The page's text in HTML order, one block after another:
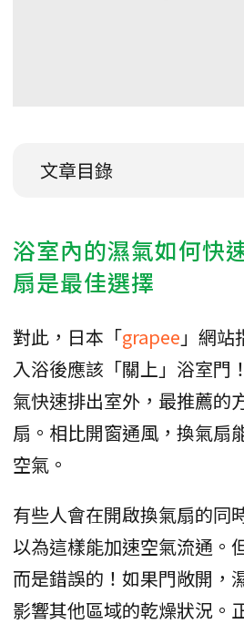
文章目錄
浴室內的濕氣如何快
扇是最佳選擇
對此，日本「grapee 」網站
入浴後應該「關上」浴室門
氣快速排出室外，最推薦的
扇。相比開窗通風，換氣扇
空氣。
有些人會在開啟換氣扇的同
以為這樣能加速空氣流通。
而是錯誤的！如果門敞開，
影響其他區域的乾燥狀況。